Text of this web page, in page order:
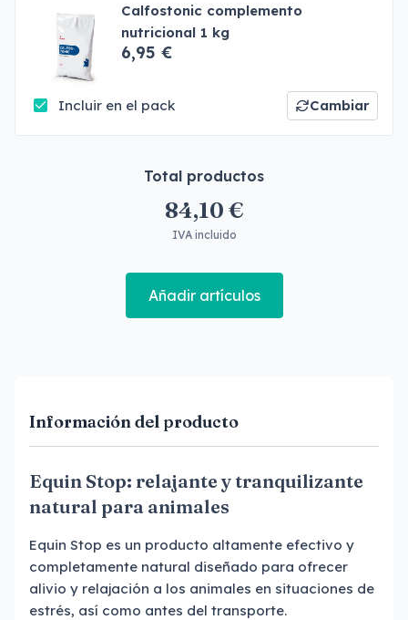
Calfostonic complemento
nutricional 1 kg
6,95 €
Incluir en el pack Cambiar
Total productos
84,10 €
IVA incluido
Añadir artículos
Información del producto
Equin Stop: relajante y tranquilizante
natural para animales
Equin Stop es un producto altamente efectivo y
completamente natural diseñado para ofrecer
alivio y relajación a los animales en situaciones de
estrés, así como antes del transporte.